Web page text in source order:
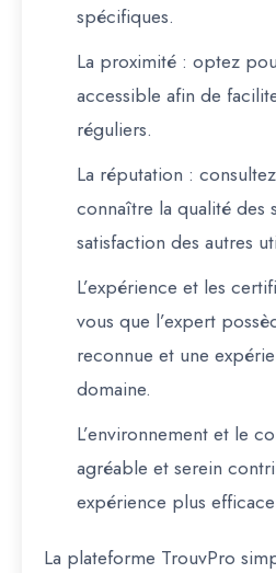
spécifiques.
La proximité : optez
accessible afin de
réguliers.
La réputation :
connaître la qualité des
satisfaction des autres
L’expérience et les
vous que l’expert
reconnue et une
domaine.
L’environnement et le
agréable et serein
expérience plus
La plateforme TrouvPro